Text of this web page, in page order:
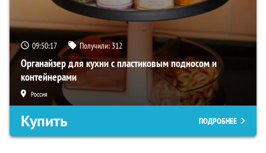
09:50:16 Получили: 312
Органайзер для кухни с пластиковым подносом и
контейнерами
Россия
Купить ПОДРОБНЕЕ